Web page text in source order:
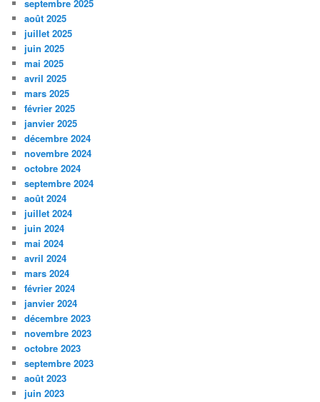
septembre 2025
août 2025
juillet 2025
juin 2025
mai 2025
avril 2025
mars 2025
février 2025
janvier 2025
décembre 2024
novembre 2024
octobre 2024
septembre 2024
août 2024
juillet 2024
juin 2024
mai 2024
avril 2024
mars 2024
février 2024
janvier 2024
décembre 2023
novembre 2023
octobre 2023
septembre 2023
août 2023
juin 2023